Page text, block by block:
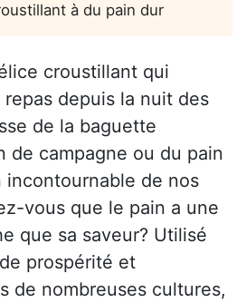
à du pain dur
croustillant qui
depuis la nuit des
de la baguette
de campagne ou du pain
de nos
vous que le pain a une
que sa saveur? Utilisé
prospérité et
de nombreuses cultures,